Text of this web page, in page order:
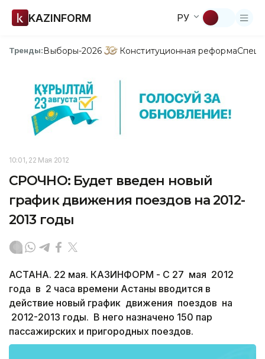
KAZINFORM РУ
Тренды:Выборы-2026 Конституционная реформа
10:01, 22 Мая 2012
СРОЧНО: Будет введен новый
график движения поездов на 2012-
2013 годы
АСТАНА. 22 мая. КАЗИНФОРМ - С 27 мая 2012
года в 2 часа времени Астаны вводится в
действие новый график движения поездов на
2012-2013 годы. В него назначено 150 пар
пассажирских и пригородных поездов.